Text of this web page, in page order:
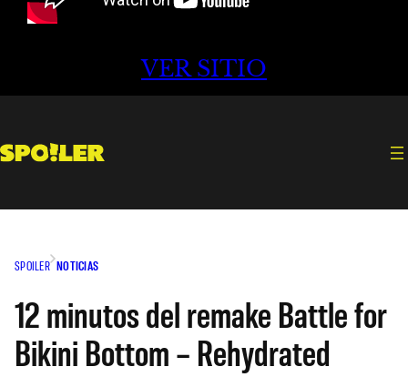
VER SITIO
SPOILER NOTICIAS
12 minutos del remake Battle for
Bikini Bottom – Rehydrated